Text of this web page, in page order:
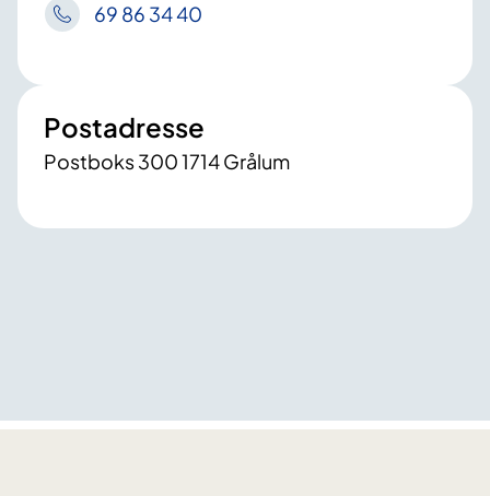
69 86 34 40
Postadresse
Postboks 300 1714 Grålum